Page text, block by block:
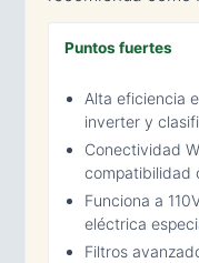
Puntos fuertes
Alta eficiencia
inverter y
Conectividad
compatibilidad
Funciona a
eléctrica
Filtros